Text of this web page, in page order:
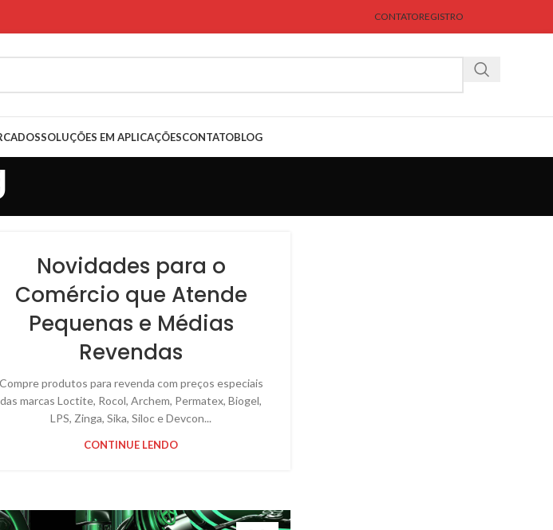
CONTATOREGISTRO
SOLUÇÕES EM APLICAÇÕESCONTATOBLOG
Novidades para o
Comércio que Atende
Pequenas e Médias
Revendas
Compre produtos para revenda com preços especiais
das marcas Loctite, Rocol, Archem, Permatex, Biogel,
LPS, Zinga, Sika, Siloc e Devcon...
CONTINUE LENDO